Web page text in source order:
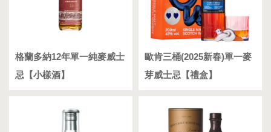
格蘭多納12年單一純麥威士
忌【小樣酒】
歐肯三桶(2025新春)單一麥
芽威士忌【禮盒】